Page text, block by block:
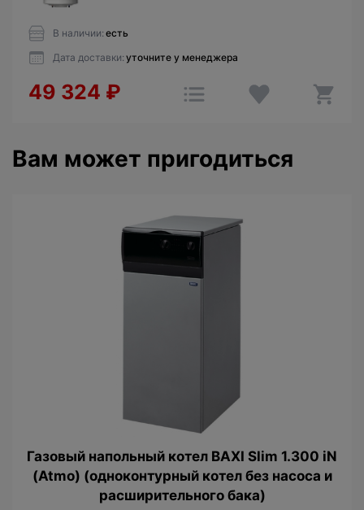
В наличии: есть
Дата доставки: уточните у менеджера
49 324 ₽
Вам может пригодиться
Газовый напольный котел BAXI Slim 1.300 iN
(Atmo) (одноконтурный котел без насоса и
расширительного бака)